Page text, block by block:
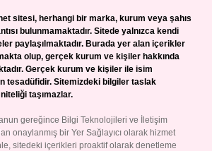
sitesi, herhangi bir marka, kurum veya şahıs
bulunmamaktadır. Sitede yalnızca kendi
paylaşılmaktadır. Burada yer alan içerikler
olup, gerçek kurum ve kişiler hakkında
Gerçek kurum ve kişiler ile isim
tesadüfidir. Sitemizdeki bilgiler taslak
taşımazlar.
gereğince Bilgi Teknolojileri ve İletişim
onaylanmış bir Yer Sağlayıcı olarak hizmet
sitedeki içerikleri proaktif olarak denetleme